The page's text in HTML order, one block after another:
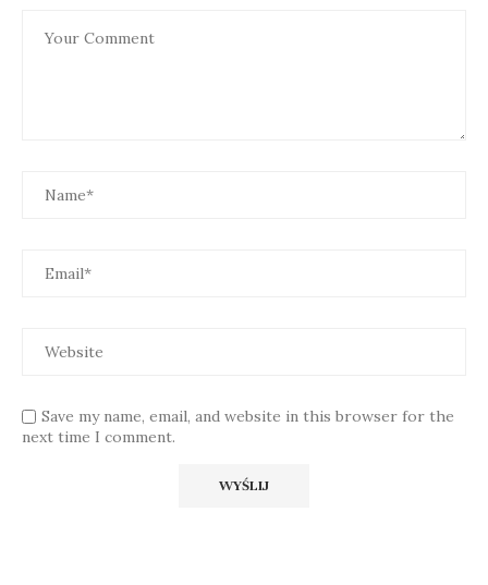
Save my name, email, and website in this browser for the
next time I comment.